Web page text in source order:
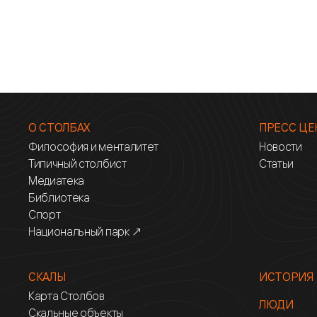
О СТОЛБАХ
Философия и менталитет
Типичный столбист
Медиатека
Библиотека
Спорт
Национальный парк ↗
ПРЕСС
Новости
Статьи
СКАЛЫ
Карта Столбов
Скальные объекты
ИСТОРИЯ
ЛЮДИ